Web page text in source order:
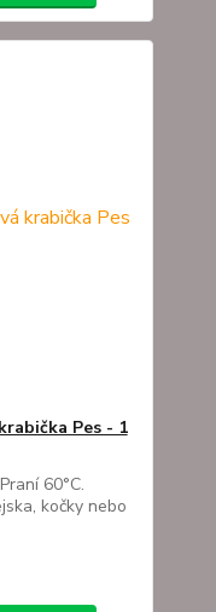
Pes - 1
60°C.
kočky nebo